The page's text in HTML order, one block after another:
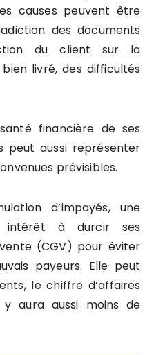
causes peuvent être
des documents
du client sur la
livré, des difficultés
financière de ses
peut aussi représenter
prévisibles.
d’impayés, une
intérêt à durcir ses
(CGV) pour éviter
payeurs. Elle peut
le chiffre d’affaires
aura aussi moins de